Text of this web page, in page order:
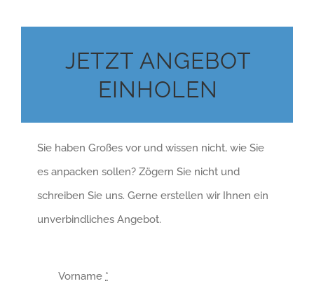
JETZT ANGEBOT
EINHOLEN
Sie haben Großes vor und wissen nicht, wie Sie
es anpacken sollen? Zögern Sie nicht und
schreiben Sie uns. Gerne erstellen wir Ihnen ein
unverbindliches Angebot.
Vorname *